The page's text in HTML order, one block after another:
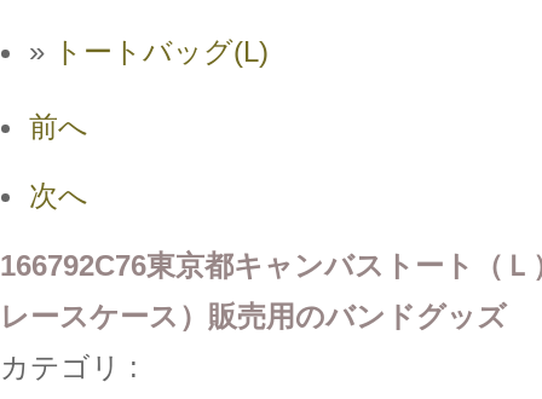
» トートバッグ(L)
前へ
次へ
166792C76東京都キャンバストート（
レースケース）販売用のバンドグッズ
カテゴリ :